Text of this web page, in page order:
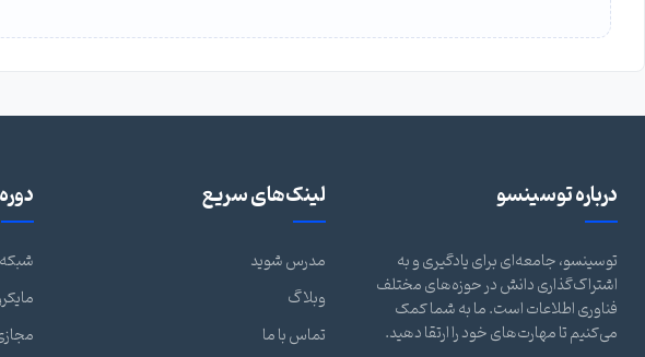
درباره توسینسو
توسینسو، جامعه‌ای برای یادگیری و به
اشتراک‌گذاری دانش در حوزه‌های مختلف
فناوری اطلاعات است. ما به شما کمک
می‌کنیم تا مهارت‌های خود را ارتقا دهید.
لینک‌های سریع
مدرس شوید
وبلاگ
تماس با ما